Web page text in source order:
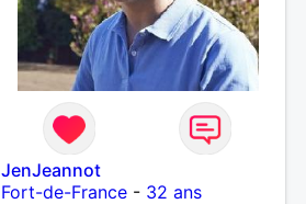
JenJeannot
Fort-de-France- 32 ans